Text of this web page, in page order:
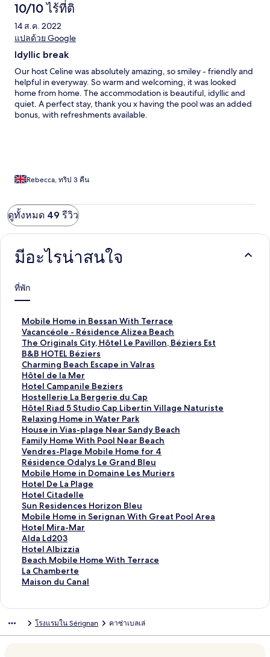
10/10 ไร้ที่ติ
14 ส.ค. 2022
แปลด้วย Google
Idyllic break
Our host Celine was absolutely amazing, so smiley - friendly and
helpful in everyway. So warm and welcoming, it was looked
home from home. The accommodation is beautiful, idyllic and
quiet. A perfect stay, thank you x having the pool was an added
bonus, with refreshments available.
Rebecca, ทริป 3 คืน
ดูทั้งหมด 49 รีวิว
มีอะไรน่าสนใจ
ที่พัก
Mobile Home in Bessan With Terrace
ลิ
ง
ก์
ม
า
ต
ร
ฐ
า
น
สำ
ห
รั
บ
M
o
b
i
l
e
H
o
m
e
i
s
Vacancéole - Résidence Alizea Beach
ลิ
ง
ก์
ม
า
ต
ร
ฐ
า
น
สำ
ห
รั
บ
V
a
c
a
n
c
é
o
l
e
i
The Originals City, Hôtel Le Pavillon, Béziers Est
ลิ
ง
ก์
ม
า
ต
ร
ฐ
า
น
สำ
ห
รั
บ
T
h
e
O
r
i
g
i
n
i
B&B HOTEL Béziers
ลิ
ง
ก์
ม
า
ต
ร
ฐ
า
น
สำ
ห
รั
บ
B
&
B
H
O
T
E
L
e
Charming Beach Escape in Valras
ลิ
ง
ก์
ม
า
ต
ร
ฐ
า
น
สำ
ห
รั
บ
C
h
a
r
m
i
n
c
Hôtel de la Mer
ลิ
ง
ก์
ม
า
ต
ร
ฐ
า
น
สำ
ห
รั
บ
H
ô
t
e
l
d
M
e
Hotel Campanile Beziers
ลิ
ง
ก์
ม
า
ต
ร
ฐ
า
น
สำ
ห
รั
บ
H
o
t
e
l
a
Hostellerie La Bergerie du Cap
ลิ
ง
ก์
ม
า
ต
ร
ฐ
า
น
สำ
ห
รั
บ
H
o
s
t
r
Hôtel Riad 5 Studio Cap Libertin Village Naturiste
ลิ
ง
ก์
ม
า
ต
ร
ฐ
า
น
สำ
ห
รั
บ
H
ô
t
a
Relaxing Home in Water Park
ลิ
ง
ก์
ม
า
ต
ร
ฐ
า
น
สำ
ห
รั
บ
R
e
n
House in Vias-plage Near Sandy Beach
ลิ
ง
ก์
ม
า
ต
ร
ฐ
า
น
สำ
ห
รั
บ
H
i
Family Home With Pool Near Beach
ลิ
ง
ก์
ม
า
ต
ร
ฐ
า
น
สำ
ห
รั
บ
l
Vendres-Plage Mobile Home for 4
ลิ
ง
ก์
ม
า
ต
ร
ฐ
า
น
สำ
ห
รั
d
Résidence Odalys Le Grand Bleu
ลิ
ง
ก์
ม
า
ต
ร
ฐ
า
น
สำ
ห
s
Mobile Home in Domaine Les Muriers
ลิ
ง
ก์
ม
า
ต
ร
ฐ
า
น
สำ
M
o
Hotel De La Plage
ลิ
ง
ก์
ม
า
ต
ร
ฐ
า
น
H
Hotel Citadelle
ลิ
ง
ก์
ม
า
ต
ร
ฐ
า
บ
Sun Residences Horizon Bleu
ลิ
ง
ก์
ม
า
ต
ร
ฐ
รั
Mobile Home in Serignan With Great Pool Area
ลิ
ง
ก์
ม
า
ต
ร
สำ
ห
Hotel Mira-Mar
ลิ
ง
ก์
ม
า
ต
สำ
Alda Ld203
ลิ
ง
ก์
ม
า
น
Hotel Albizzia
ลิ
ง
ก์
ม
า
Beach Mobile Home With Terrace
ลิ
ง
ก์
ฐ
La Chamberte
ลิ
ง
ร
Maison du Canal
ลิ
ต
โรงแรมใน Sérignan คาซ่าเบลเล่